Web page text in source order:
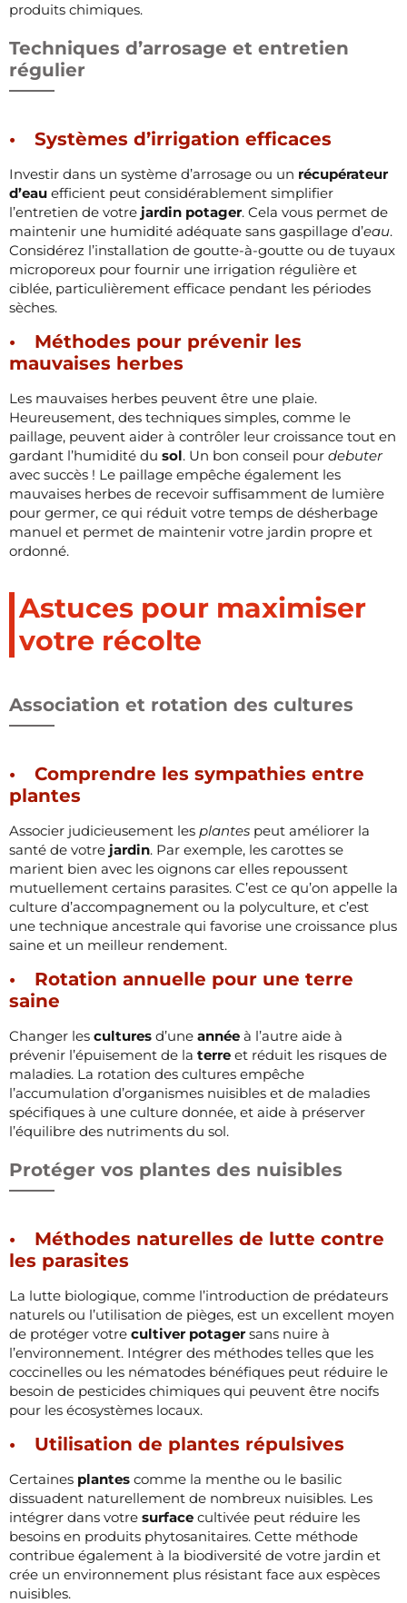
produits chimiques.
Techniques d’arrosage et entretien
régulier
Systèmes d’irrigation efficaces
Investir dans un système d’arrosage ou un récupérateur
d’eau efficient peut considérablement simplifier
l’entretien de votre jardin potager. Cela vous permet de
maintenir une humidité adéquate sans gaspillage d’eau.
Considérez l’installation de goutte-à-goutte ou de tuyaux
microporeux pour fournir une irrigation régulière et
ciblée, particulièrement efficace pendant les périodes
sèches.
Méthodes pour prévenir les
mauvaises herbes
Les mauvaises herbes peuvent être une plaie.
Heureusement, des techniques simples, comme le
paillage, peuvent aider à contrôler leur croissance tout en
gardant l’humidité du sol. Un bon conseil pour debuter
avec succès ! Le paillage empêche également les
mauvaises herbes de recevoir suffisamment de lumière
pour germer, ce qui réduit votre temps de désherbage
manuel et permet de maintenir votre jardin propre et
ordonné.
Astuces pour maximiser
votre récolte
Association et rotation des cultures
Comprendre les sympathies entre
plantes
Associer judicieusement les plantes peut améliorer la
santé de votre jardin. Par exemple, les carottes se
marient bien avec les oignons car elles repoussent
mutuellement certains parasites. C’est ce qu’on appelle la
culture d’accompagnement ou la polyculture, et c’est
une technique ancestrale qui favorise une croissance plus
saine et un meilleur rendement.
Rotation annuelle pour une terre
saine
Changer les cultures d’une année à l’autre aide à
prévenir l’épuisement de la terre et réduit les risques de
maladies. La rotation des cultures empêche
l’accumulation d’organismes nuisibles et de maladies
spécifiques à une culture donnée, et aide à préserver
l’équilibre des nutriments du sol.
Protéger vos plantes des nuisibles
Méthodes naturelles de lutte contre
les parasites
La lutte biologique, comme l’introduction de prédateurs
naturels ou l’utilisation de pièges, est un excellent moyen
de protéger votre cultiver potager sans nuire à
l’environnement. Intégrer des méthodes telles que les
coccinelles ou les nématodes bénéfiques peut réduire le
besoin de pesticides chimiques qui peuvent être nocifs
pour les écosystèmes locaux.
Utilisation de plantes répulsives
Certaines plantes comme la menthe ou le basilic
dissuadent naturellement de nombreux nuisibles. Les
intégrer dans votre surface cultivée peut réduire les
besoins en produits phytosanitaires. Cette méthode
contribue également à la biodiversité de votre jardin et
crée un environnement plus résistant face aux espèces
nuisibles.